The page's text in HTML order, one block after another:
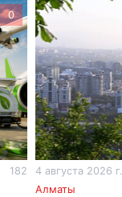
5
5
0
182
4 августа 2026 г.
Алматы